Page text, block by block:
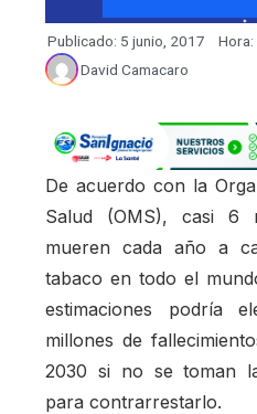
Publicado: 5 junio, 2017 Hora:
David Camacaro
De acuerdo con la
Salud (OMS), casi 6
mueren cada año a
tabaco en todo el
estimaciones podría
millones de
2030 si no se toman
para contrarrestarlo.